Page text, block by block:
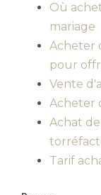
Où
mariage
Acheter
pour
Vente
Acheter
Achat
Tarif